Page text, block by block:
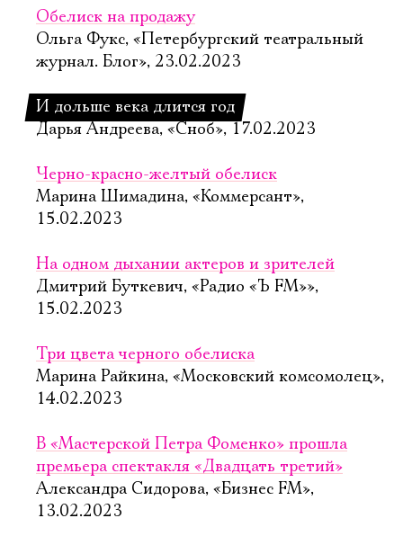
Обелиск на продажу
Ольга Фукс, «Петербургский театральный
журнал. Блог», 23.02.2023
И дольше века длится год
Дарья Андреева, «Сноб», 17.02.2023
Черно-красно-желтый обелиск
Марина Шимадина, «Коммерсант»,
15.02.2023
На одном дыхании актеров и зрителей
Дмитрий Буткевич, «Радио «Ъ FM»»,
15.02.2023
Три цвета черного обелиска
Марина Райкина, «Московский комсомолец»,
14.02.2023
В «Мастерской Петра Фоменко» прошла
премьера спектакля «Двадцать третий»
Александра Сидорова, «Бизнес FM»,
13.02.2023